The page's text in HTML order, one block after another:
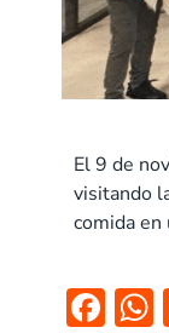
El 9 de
visitando
comida en
F